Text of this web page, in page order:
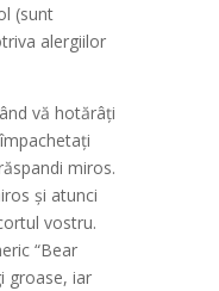
(sunt
alergiilor
vă hotărâți
miros.
și atunci
vostru.
“Bear
groase, iar